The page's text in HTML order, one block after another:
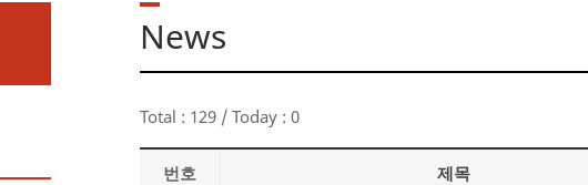
News
Total : 129 / Today : 0
번호 제목